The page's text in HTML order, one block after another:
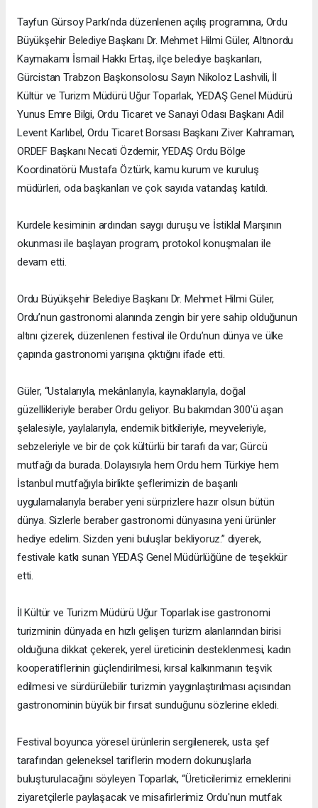
Tayfun Gürsoy Parkı’nda düzenlenen açılış programına, Ordu
Büyükşehir Belediye Başkanı Dr. Mehmet Hilmi Güler, Altınordu
Kaymakamı İsmail Hakkı Ertaş, ilçe belediye başkanları,
Gürcistan Trabzon Başkonsolosu Sayın Nikoloz Lashvili, İl
Kültür ve Turizm Müdürü Uğur Toparlak, YEDAŞ Genel Müdürü
Yunus Emre Bilgi, Ordu Ticaret ve Sanayi Odası Başkanı Adil
Levent Karlıbel, Ordu Ticaret Borsası Başkanı Ziver Kahraman,
ORDEF Başkanı Necati Özdemir, YEDAŞ Ordu Bölge
Koordinatörü Mustafa Öztürk, kamu kurum ve kuruluş
müdürleri, oda başkanları ve çok sayıda vatandaş katıldı.
Kurdele kesiminin ardından saygı duruşu ve İstiklal Marşının
okunması ile başlayan program, protokol konuşmaları ile
devam etti.
Ordu Büyükşehir Belediye Başkanı Dr. Mehmet Hilmi Güler,
Ordu’nun gastronomi alanında zengin bir yere sahip olduğunun
altını çizerek, düzenlenen festival ile Ordu’nun dünya ve ülke
çapında gastronomi yarışına çıktığını ifade etti.
Güler, “Ustalarıyla, mekânlarıyla, kaynaklarıyla, doğal
güzellikleriyle beraber Ordu geliyor. Bu bakımdan 300'ü aşan
şelalesiyle, yaylalarıyla, endemik bitkileriyle, meyveleriyle,
sebzeleriyle ve bir de çok kültürlü bir tarafı da var; Gürcü
mutfağı da burada. Dolayısıyla hem Ordu hem Türkiye hem
İstanbul mutfağıyla birlikte şeflerimizin de başarılı
uygulamalarıyla beraber yeni sürprizlere hazır olsun bütün
dünya. Sizlerle beraber gastronomi dünyasına yeni ürünler
hediye edelim. Sizden yeni buluşlar bekliyoruz.” diyerek,
festivale katkı sunan YEDAŞ Genel Müdürlüğüne de teşekkür
etti.
İl Kültür ve Turizm Müdürü Uğur Toparlak ise gastronomi
turizminin dünyada en hızlı gelişen turizm alanlarından birisi
olduğuna dikkat çekerek, yerel üreticinin desteklenmesi, kadın
kooperatiflerinin güçlendirilmesi, kırsal kalkınmanın teşvik
edilmesi ve sürdürülebilir turizmin yaygınlaştırılması açısından
gastronominin büyük bir fırsat sunduğunu sözlerine ekledi.
Festival boyunca yöresel ürünlerin sergilenerek, usta şef
tarafından geleneksel tariflerin modern dokunuşlarla
buluşturulacağını söyleyen Toparlak, “Üreticilerimiz emeklerini
ziyaretçilerle paylaşacak ve misafirlerimiz Ordu'nun mutfak